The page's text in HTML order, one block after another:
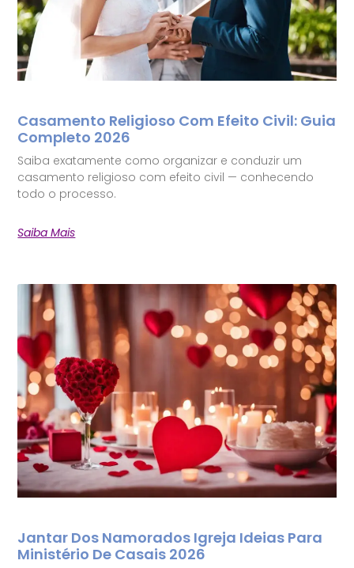
Casamento Religioso Com Efeito Civil: Guia
Completo 2026
Saiba exatamente como organizar e conduzir um
casamento religioso com efeito civil — conhecendo
todo o processo.
Saiba Mais
Jantar Dos Namorados Igreja Ideias Para
Ministério De Casais 2026